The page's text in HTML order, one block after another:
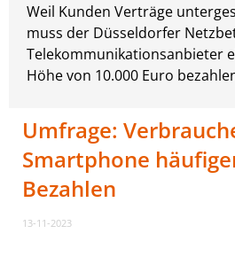
Weil Kunden Verträge
muss der Düsseldorfer
Telekommunikationsanbieter
Höhe von 10.000 Euro
Umfrage:
Smartphone
Bezahlen
13-11-2023